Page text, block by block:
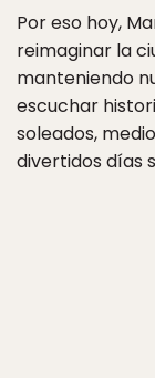
Por eso hoy,
reimaginar la
manteniendo
escuchar
soleados,
divertidos días